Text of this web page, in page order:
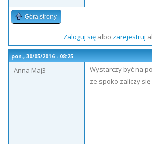
Góra strony
Zaloguj sięalbo zarejestruj
pon., 30/05/2016 - 08:25
Anna Maj3
Wystarczy być na
ze spoko zaliczy